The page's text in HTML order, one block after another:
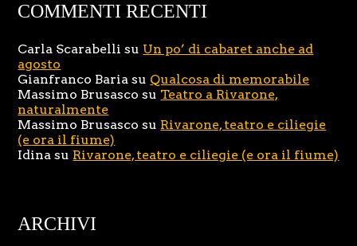
COMMENTI RECENTI
Carla Scarabelli su Un po’ di cabaret anche ad
agosto
Gianfranco Baria su Qualcosa di memorabile
Massimo Brusasco su Teatro a Rivarone,
naturalmente
Massimo Brusasco su Rivarone, teatro e ciliegie
(e ora il fiume)
Idina su Rivarone, teatro e ciliegie (e ora il fiume)
ARCHIVI